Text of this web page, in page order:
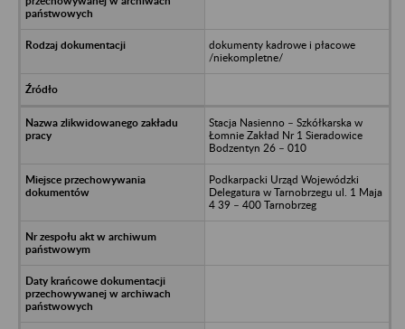
dokumenty kadrowe i płacowe
/niekompletne/
Stacja Nasienno – Szkółkarska w
Łomnie Zakład Nr 1 Sieradowice
Bodzentyn 26 – 010
Podkarpacki Urząd Wojewódzki
Delegatura w Tarnobrzegu ul. 1 Maja
4 39 – 400 Tarnobrzeg